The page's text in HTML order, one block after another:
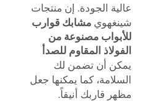
عالية الجودة. إن منتجات
شينغهوي مشابك قوارب
للأبواب مصنوعة من
الفولاذ المقاوم للصدأ
يمكن أن تضمن لك
السلامة، كما يمكنها جعل
مظهر قاربك أنيقاً.